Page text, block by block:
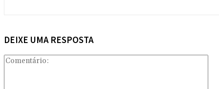
DEIXE UMA RESPOSTA